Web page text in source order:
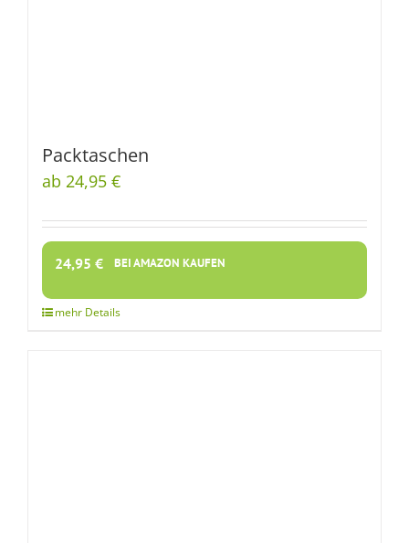
Packtaschen
ab 24,95 €
24,95 € BEI AMAZON KAUFEN